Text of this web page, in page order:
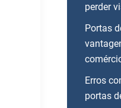
perder
Portas
Erros
portas